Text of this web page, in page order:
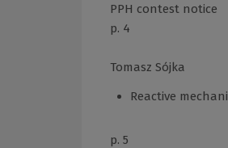
PPH contest notice
p. 4
Tomasz Sójka
Reactive
p. 5